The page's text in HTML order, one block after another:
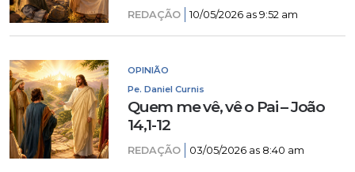
REDAÇÃO 10/05/2026 as 9:52 am
OPINIÃO
Pe. Daniel Curnis
Quem me vê, vê o Pai – João
14,1-12
REDAÇÃO 03/05/2026 as 8:40 am